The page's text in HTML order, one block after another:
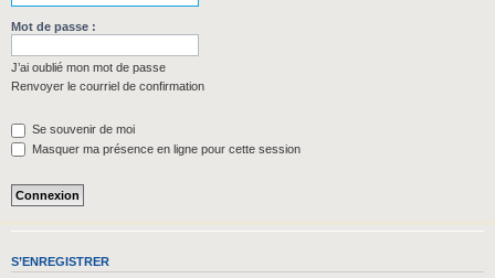
Mot de passe :
J’ai oublié mon mot de passe
Renvoyer le courriel de confirmation
Se souvenir de moi
Masquer ma présence en ligne pour cette session
S’ENREGISTRER